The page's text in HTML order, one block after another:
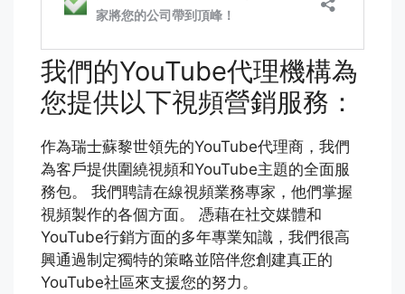
我們的YouTube代理機構為
您提供以下視頻營銷服務：
作為瑞士蘇黎世領先的YouTube代理商，我們
為客戶提供圍繞視頻和YouTube主題的全面服
務包。 我們聘請在線視頻業務專家，他們掌握
視頻製作的各個方面。 憑藉在社交媒體和
YouTube行銷方面的多年專業知識，我們很高
興通過制定獨特的策略並陪伴您創建真正的
YouTube社區來支援您的努力。